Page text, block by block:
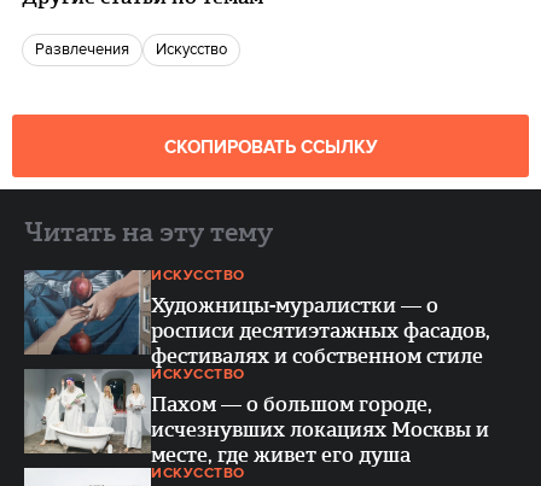
Развлечения Искусство
СКОПИРОВАТЬ ССЫЛКУ
Читать на эту тему
ИСКУССТВО
Художницы-муралистки — о
росписи десятиэтажных фасадов,
фестивалях и собственном стиле
ИСКУССТВО
Пахом — о большом городе,
исчезнувших локациях Москвы и
месте, где живет его душа
ИСКУССТВО